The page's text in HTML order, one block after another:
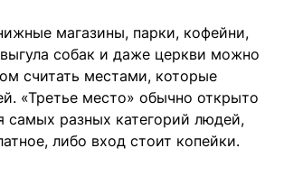
магазины, парки, кофейни,
собак и даже церкви можно
считать местами, которые
«Третье место» обычно открыто
самых разных категорий людей,
либо вход стоит копейки.